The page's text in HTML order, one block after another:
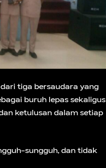
dari tiga bersaudara yang
buruh lepas sekaligus
ketulusan dalam setiap
sungguh, dan tidak